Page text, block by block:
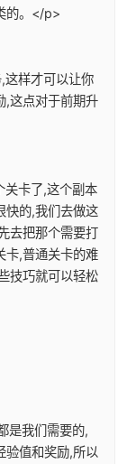
的。</p>
这样才可以让你
,这点对于前期升
关卡了,这个副本
快的,我们去做这
去把那个需要打
卡,普通关卡的难
技巧就可以轻松
是我们需要的,
验值和奖励,所以